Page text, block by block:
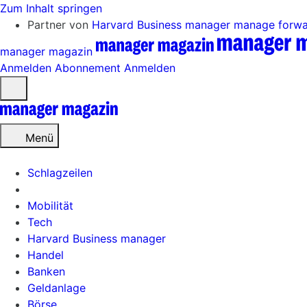
Zum Inhalt springen
Partner von Harvard Business manager manage
manager magazin
Anmelden Abonnement Anmelden
öffnen
Menü
Schlagzeilen
Mobilität
Tech
Harvard Business manager
Handel
Banken
Geldanlage
Börse